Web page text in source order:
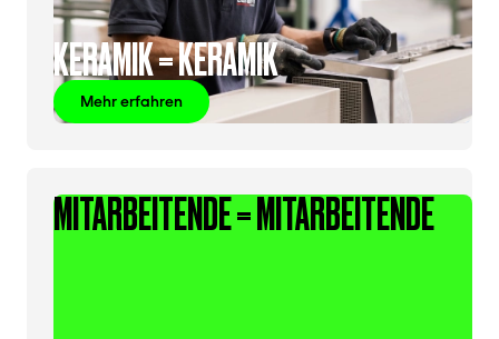
KERAMIK = KERAMIK
Mehr erfahren
MITARBEITENDE = MITARBEITENDE